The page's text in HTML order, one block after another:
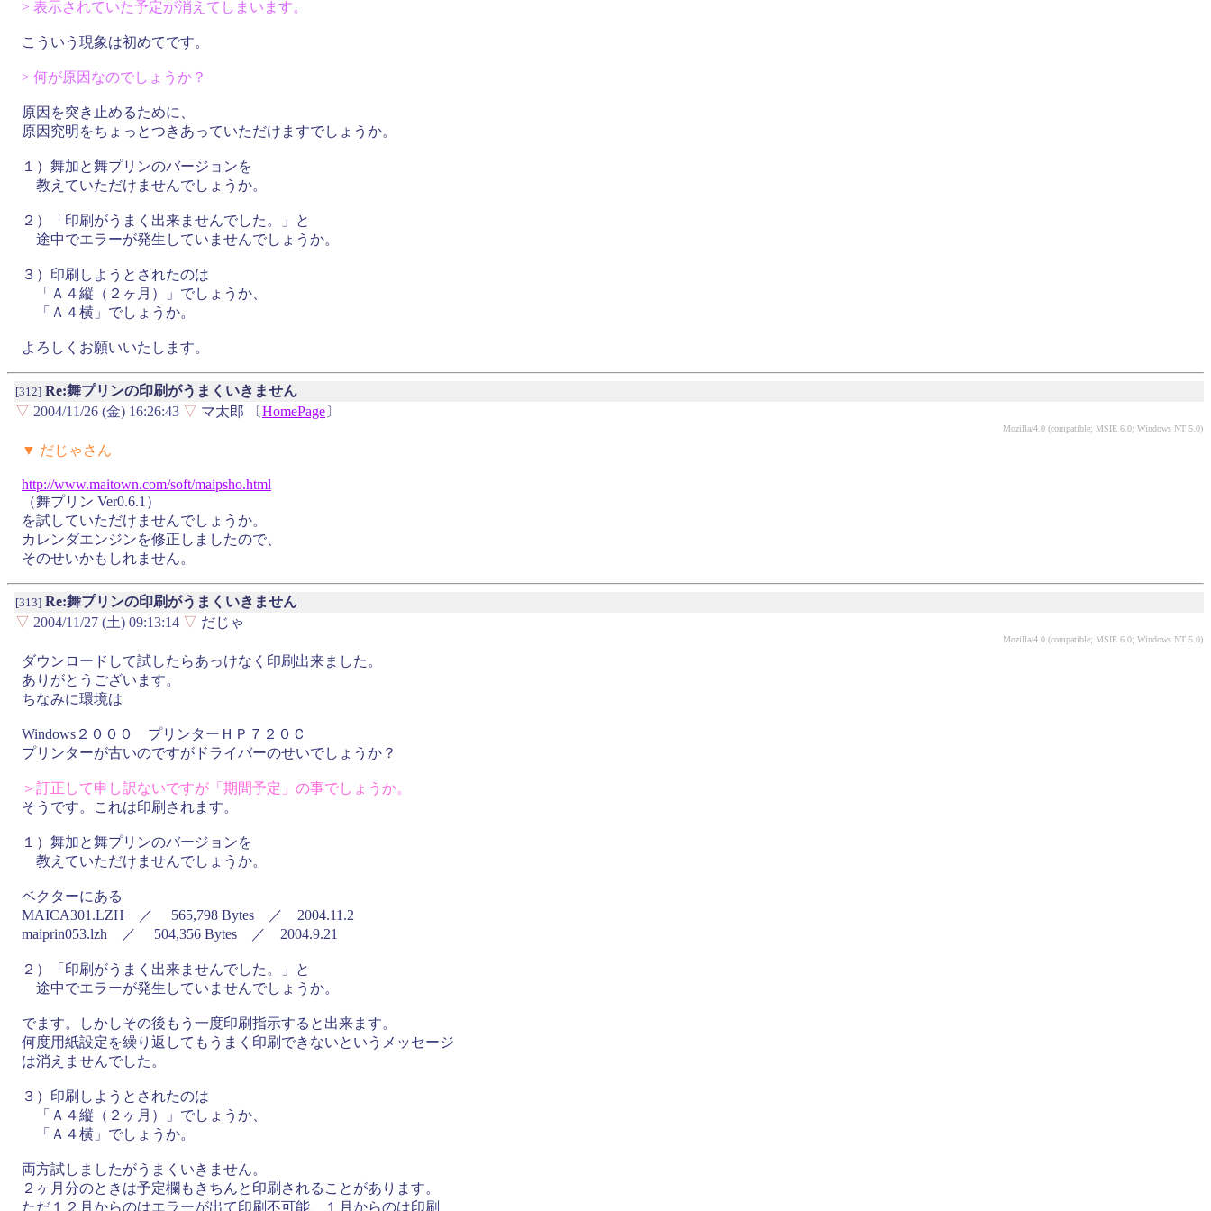
> 表示されていた予定が消えてしまいます。
こういう現象は初めてです。
> 何が原因なのでしょうか？
原因を突き止めるために、
原因究明をちょっとつきあっていただけますでしょうか。
１）舞加と舞プリンのバージョンを
教えていただけませんでしょうか。
２）「印刷がうまく出来ませんでした。」と
途中でエラーが発生していませんでしょうか。
３）印刷しようとされたのは
「Ａ４縦（２ヶ月）」でしょうか、
「Ａ４横」でしょうか。
よろしくお願いいたします。
[312] Re:舞プリンの印刷がうまくいきません
▽ 2004/11/26 (金) 16:26:43 ▽ マ太郎 〔HomePage〕
Mozilla/4.0 (compatible; MSIE 6.0; Windows NT 5.0)
▼ だじゃさん
http://www.maitown.com/soft/maipsho.html
（舞プリン Ver0.6.1）
を試していただけませんでしょうか。
カレンダエンジンを修正しましたので、
そのせいかもしれません。
[313] Re:舞プリンの印刷がうまくいきません
▽ 2004/11/27 (土) 09:13:14 ▽ だじゃ
Mozilla/4.0 (compatible; MSIE 6.0; Windows NT 5.0)
ダウンロードして試したらあっけなく印刷出来ました。
ありがとうございます。
ちなみに環境は
Windows２０００ プリンターＨＰ７２０Ｃ
プリンターが古いのですがドライバーのせいでしょうか？
＞訂正して申し訳ないですが「期間予定」の事でしょうか。
そうです。これは印刷されます。
１）舞加と舞プリンのバージョンを
教えていただけませんでしょうか。
ベクターにある
MAICA301.LZH ／ 565,798 Bytes ／ 2004.11.2
maiprin053.lzh ／ 504,356 Bytes ／ 2004.9.21
２）「印刷がうまく出来ませんでした。」と
途中でエラーが発生していませんでしょうか。
でます。しかしその後もう一度印刷指示すると出来ます。
何度用紙設定を繰り返してもうまく印刷できないというメッセージ
は消えませんでした。
３）印刷しようとされたのは
「Ａ４縦（２ヶ月）」でしょうか、
「Ａ４横」でしょうか。
両方試しましたがうまくいきません。
２ヶ月分のときは予定欄もきちんと印刷されることがあります。
ただ１２月からのはエラーが出て印刷不可能、１月からのは印刷